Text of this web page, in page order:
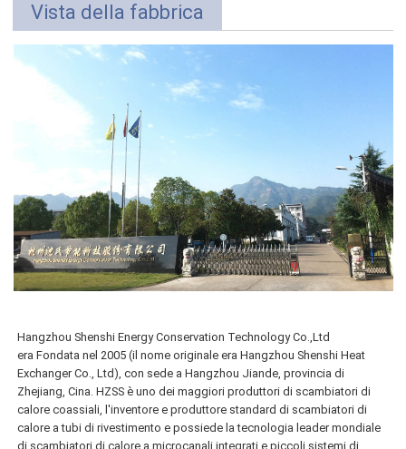
Vista della fabbrica
Hangzhou Shenshi Energy Conservation Technology Co.,Ltd
era Fondata nel 2005 (il nome originale era Hangzhou Shenshi Heat
Exchanger Co., Ltd), con sede a Hangzhou Jiande, provincia di
Zhejiang, Cina. HZSS è uno dei maggiori produttori di scambiatori di
calore coassiali, l'inventore e produttore standard di scambiatori di
calore a tubi di rivestimento e possiede la tecnologia leader mondiale
di scambiatori di calore a microcanali integrati e piccoli sistemi di